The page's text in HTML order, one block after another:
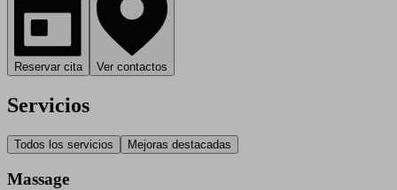
Reservar cita Ver contactos
Servicios
Todos los servicios Mejoras destacadas
Massage